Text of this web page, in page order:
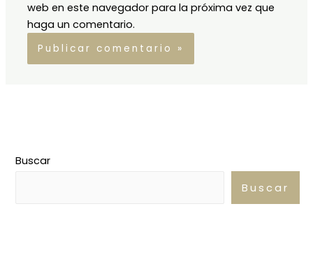
web en este navegador para la próxima vez que
haga un comentario.
Buscar
Buscar